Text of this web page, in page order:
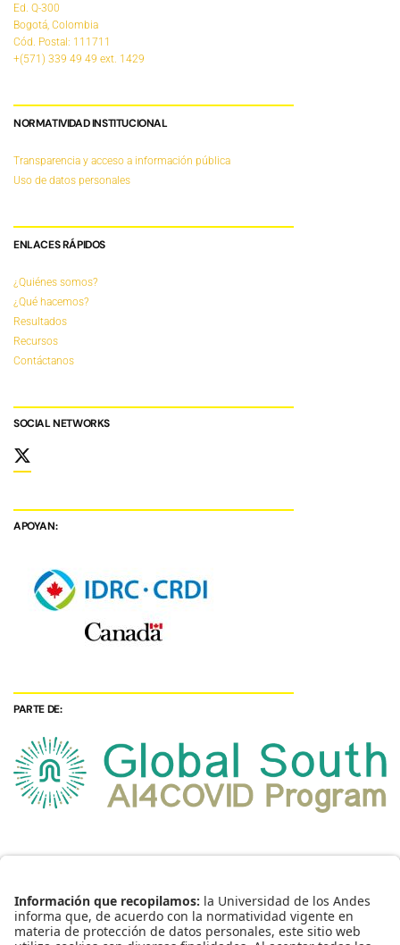
Ed. Q-300
Bogotá, Colombia
Cód. Postal: 111711
+(571) 339 49 49 ext. 1429
NORMATIVIDAD INSTITUCIONAL
Transparencia y acceso a información pública
Uso de datos personales
ENLACES RÁPIDOS
¿Quiénes somos?
¿Qué hacemos?
Resultados
Recursos
Contáctanos
SOCIAL NETWORKS
APOYAN:
PARTE DE: